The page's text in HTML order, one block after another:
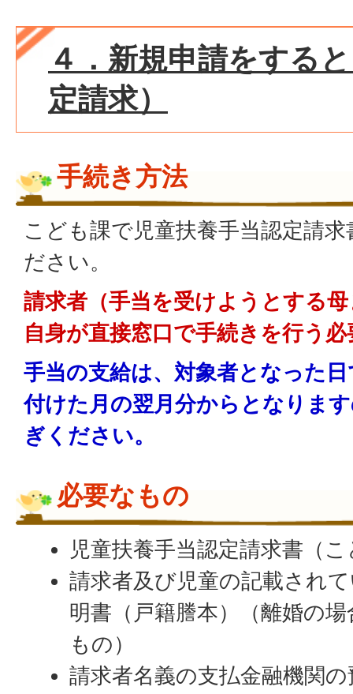
４．新規申請をする
定請求）
手続き方法
こども課で児童扶養手当認定請
ださい。
請求者（手当を受けようとする
自身が直接窓口で手続きを行う
手当の支給は、対象者となった
付けた月の翌月分からとなりま
ぎください。
必要なもの
児童扶養手当認定請求書（
請求者及び児童の記載され
明書（戸籍謄本）（離婚の
もの）
請求者名義の支払金融機関